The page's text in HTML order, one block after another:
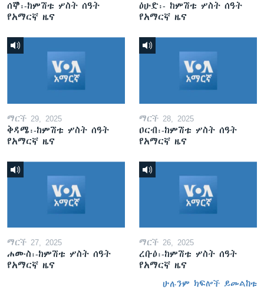
ሰኞ፡-ከምሽቱ ሦስት ሰዓት
የአማርኛ ዜና
ዕሁድ፡- ከምሽቱ ሦስት ሰዓት
የአማርኛ ዜና
ማርች 29, 2025
ቅዳሜ፡-ከምሽቱ ሦስት ሰዓት
የአማርኛ ዜና
ማርች 28, 2025
ዐርብ፡-ከምሽቱ ሦስት ሰዓት
የአማርኛ ዜና
ማርች 27, 2025
ሐሙስ፡-ከምሽቱ ሦስት ሰዓት
የአማርኛ ዜና
ማርች 26, 2025
ረቡዕ፡-ከምሽቱ ሦስት ሰዓት
የአማርኛ ዜና
ሁሉንም ክፍሎች ይመልከቱ